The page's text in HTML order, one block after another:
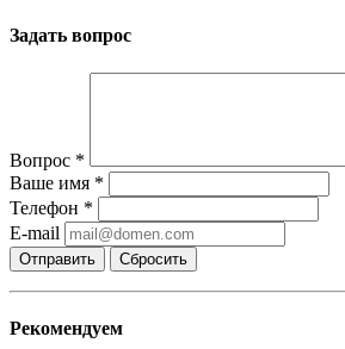
Задать вопрос
Вопрос *
Ваше имя *
Телефон *
E-mail
Сбросить
Рекомендуем